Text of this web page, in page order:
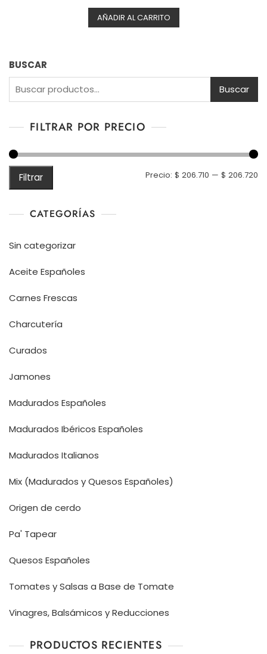
de 5
AÑADIR AL CARRITO
BUSCAR
Buscar
FILTRAR POR PRECIO
Filtrar Precio: $ 206.710 — $ 206.720
CATEGORÍAS
Sin categorizar
Aceite Españoles
Carnes Frescas
Charcutería
Curados
Jamones
Madurados Españoles
Madurados Ibéricos Españoles
Madurados Italianos
Mix (Madurados y Quesos Españoles)
Origen de cerdo
Pa' Tapear
Quesos Españoles
Tomates y Salsas a Base de Tomate
Vinagres, Balsámicos y Reducciones
PRODUCTOS RECIENTES